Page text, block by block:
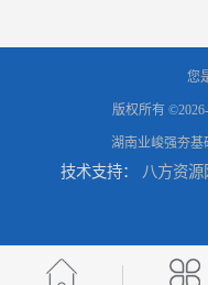
您
版权所有
湖南业峻强夯基
技术支持： 八方资源